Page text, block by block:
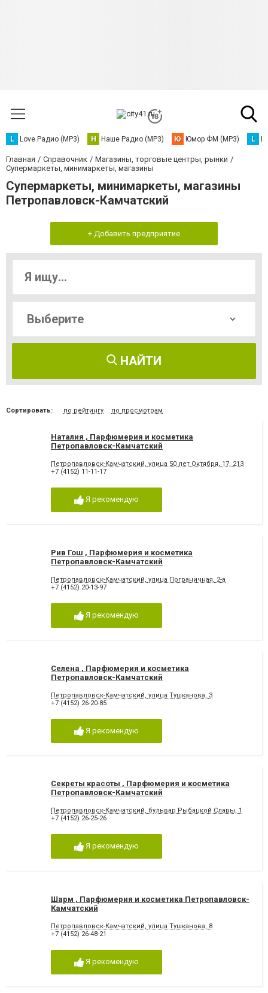
L Love Радио (MP3) Н Наше Радио (MP3) Ю Юмор ФМ (MP3) L
Главная Справочник
Магазины, торговые центры, рынки
Супермаркеты, минимаркеты, магазины
Супермаркеты, минимаркеты, магазины
Петропавловск-Камчатский
+ Добавить предприятие
НАЙТИ
Сортировать: по рейтингу по просмотрам
Наталия , Парфюмерия и косметика
Петропавловск-Камчатский
Петропавловск-Камчатский, улица 50 лет Октября, 17, 213
+7 (4152) 11-11-17
Я рекомендую
Рив Гош , Парфюмерия и косметика
Петропавловск-Камчатский
Петропавловск-Камчатский, улица Пограничная, 2-а
+7 (4152) 20-13-97
Я рекомендую
Селена , Парфюмерия и косметика
Петропавловск-Камчатский
Петропавловск-Камчатский, улица Тушканова, 3
+7 (4152) 26-20-85
Я рекомендую
Секреты красоты , Парфюмерия и косметика
Петропавловск-Камчатский
Петропавловск-Камчатский, бульвар Рыбацкой Славы, 1
+7 (4152) 26-25-26
Я рекомендую
Шарм , Парфюмерия и косметика Петропавловск-
Камчатский
Петропавловск-Камчатский, улица Тушканова, 8
+7 (4152) 26-48-21
Я рекомендую